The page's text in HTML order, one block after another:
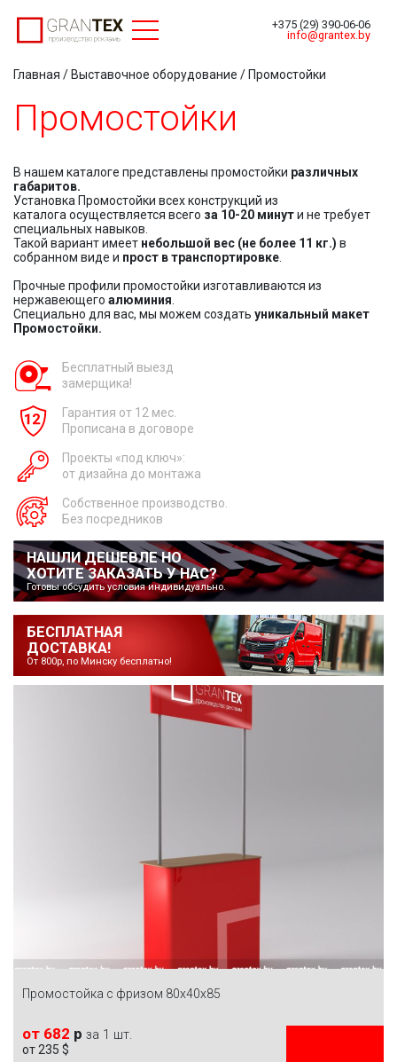
+375 (29) 390-06-06
info@grantex.by
Главная / Выставочное оборудование / Промостойки
Промостойки
В нашем каталоге представлены промостойки различных
габаритов.
Установка Промостойки всех конструкций из
каталога осуществляется всего за 10-20 минути не требует
специальных навыков.
Такой вариант имеет небольшой вес (не более 11 кг.) в
собранном виде и прост в транспортировке
Прочные профили промостойки изготавливаются из
нержавеющего алюминия
Специально для вас, мы можем создать уникальный макет
Промостойки.
Бесплатный выезд
замерщика!
Гарантия от 12 мес.
Прописана в договоре
Проекты «под ключ»:
от дизайна до монтажа
Собственное производство.
Без посредников
НАШЛИ ДЕШЕВЛЕ НО
ХОТИТЕ ЗАКАЗАТЬ У НАС?
Готовы обсудить условия индивидуально.
БЕСПЛАТНАЯ
ДОСТАВКА!
От 800р, по Минску бесплатно!
Промостойка с фризом 80х40х85
от 682 р за 1 шт.
от 235 $